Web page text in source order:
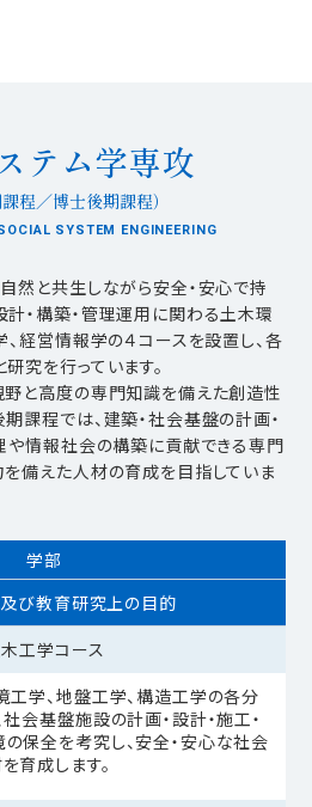
テム学専攻
課程／博士後期課程）
SYSTEM ENGINEERING
然と共生しながら安全・安心で持
・構築・管理運用に関わる土木環
、経営情報学の４コースを設置し、各
究を行っています。
と高度の専門知識を備えた創造性
課程では、建築・社会基盤の計画・
や情報社会の構築に貢献できる専門
備えた人材の育成を目指していま
学部
び教育研究上の目的
工学コース
工学、地盤工学、構造工学の各分
会基盤施設の計画・設計・施工・
保全を考究し、安全・安心な社会
育成します。